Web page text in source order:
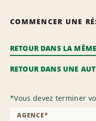
COMMENCER UNE
RETOUR DANS LA
RETOUR DANS UNE
*Vous devez terminer
AGENCE*